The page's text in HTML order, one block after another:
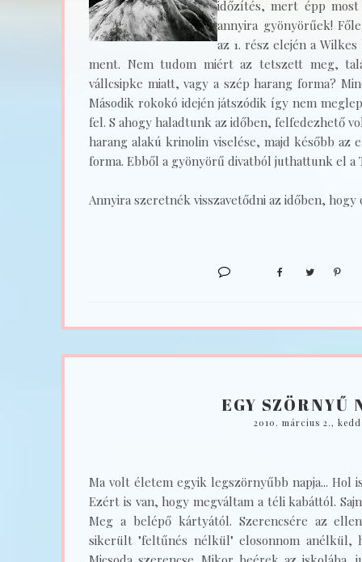
időzítés, mert épp
annyira gyönyörűek!
az 1. rész elején a
ment. Nem tudom miért az tetszett meg,
vállcsipke miatt, vagy a szép harang forma?
Második rokokó idején játszódik így nem
fel. S ahogy haladtunk az időben, felfedezhető
harang alakú krinolin viselése, majd később az
forma. Ebből a gyönyörű divatból juthattunk el
Annyira szeretnék visszavetődni az időben,
EGY SZÖRNYŰ
2010. március 2., kedd
Ma volt életem egyik legszörnyűbb napja... Hol
Ezért is van, hogy megváltam a téli kabáttól.
Meg a belépő kártyától. Szerencsére az
sikerült "feltűnés nélkül" elosonnom anélkül,